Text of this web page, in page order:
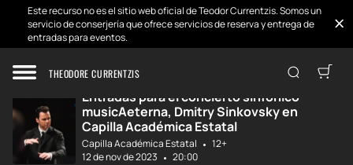
Este recurso no es el sitio web oficial de Teodor Currentzis. Somos un
servicio de conserjería que ofrece servicios de reserva y entrega de
entradas para eventos.
THEODORE CURRENTZIS
Inicio Desarrollos músicaAeterna, D...
Entradas para el concierto sinfónico
musicAeterna, Dmitry Sinkovsky en
Capilla Académica Estatal
Capilla Académica Estatal
12+
12 de nov de 2023
20:00